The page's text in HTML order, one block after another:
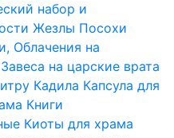
набор и
Жезлы Посохи
Облачения на
Завеса на царские врата
Кадила Капсула для
Книги
Киоты для храма